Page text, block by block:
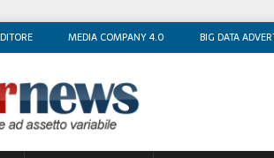
MEDIA COMPANY 4.0 BIG DATA